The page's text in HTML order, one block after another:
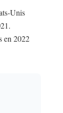
Unis
en 2022